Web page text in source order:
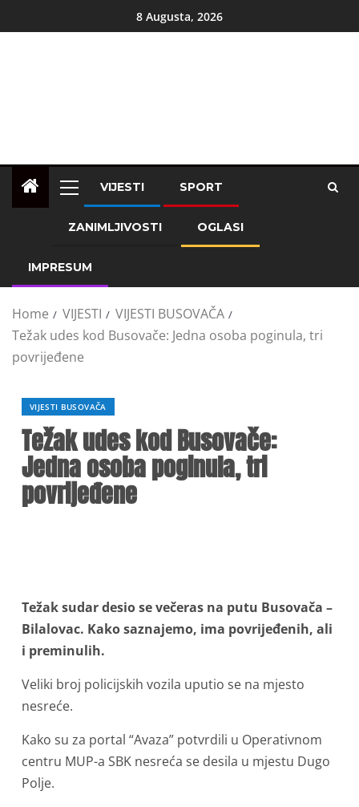
8 Augusta, 2026
VIJESTI SPORT
ZANIMLJIVOSTI OGLASI
IMPRESUM
Home VIJESTI
VIJESTI BUSOVAČA
Težak udes kod Busovače: Jedna osoba poginula, tri
povrijeđene
VIJESTI BUSOVAČA
Težak udes kod Busovače:
Jedna osoba poginula, tri
povrijeđene
Težak sudar desio se večeras na putu Busovača –
Bilalovac. Kako saznajemo, ima povrijeđenih, ali
i preminulih.
Veliki broj policijskih vozila uputio se na mjesto
nesreće.
Kako su za portal “Avaza” potvrdili u Operativnom
centru MUP-a SBK nesreća se desila u mjestu Dugo
Polje.